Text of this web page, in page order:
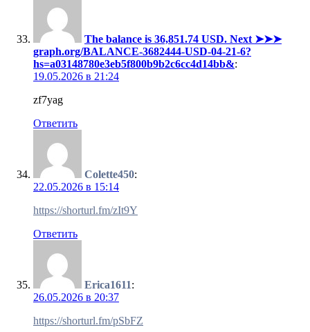
The balance is 36,851.74 USD. Next ➤➤➤
graph.org/BALANCE-3682444-USD-04-21-6?
hs=a03148780e3eb5f800b9b2c6cc4d14bb&:
19.05.2026 в 21:24
zf7yag
Ответить
Colette450:
22.05.2026 в 15:14
https://shorturl.fm/zIt9Y
Ответить
Erica1611:
26.05.2026 в 20:37
https://shorturl.fm/pSbFZ